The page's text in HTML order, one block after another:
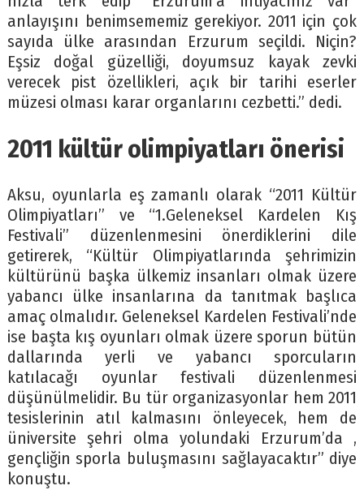
anlayışını benimsememiz gerekiyor. 2011 için çok
sayıda ülke arasından Erzurum seçildi. Niçin?
Eşsiz doğal güzelliği, doyumsuz kayak zevki
verecek pist özellikleri, açık bir tarihi eserler
müzesi olması karar organlarını cezbetti.” dedi.
2011 kültür olimpiyatları önerisi
Aksu, oyunlarla eş zamanlı olarak “2011 Kültür
Olimpiyatları” ve “1.Geleneksel Kardelen Kış
Festivali” düzenlenmesini önerdiklerini dile
getirerek, “Kültür Olimpiyatlarında şehrimizin
kültürünü başka ülkemiz insanları olmak üzere
yabancı ülke insanlarına da tanıtmak başlıca
amaç olmalıdır. Geleneksel Kardelen Festivali’nde
ise başta kış oyunları olmak üzere sporun bütün
dallarında yerli ve yabancı sporcuların
katılacağı oyunlar festivali düzenlenmesi
düşünülmelidir. Bu tür organizasyonlar hem 2011
tesislerinin atıl kalmasını önleyecek, hem de
üniversite şehri olma yolundaki Erzurum’da ,
gençliğin sporla buluşmasını sağlayacaktır” diye
konuştu.